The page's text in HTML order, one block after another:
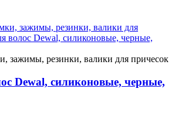
зажимы, резинки, валики для причесок
Dewal, силиконовые, черные,